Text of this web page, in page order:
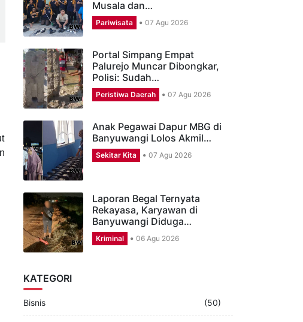
CSR Aston Banyuwangi,
Puluhan Karyawan Perbagus
Pariwisata 07 Agu 2026
Portal Simpang Empat
Palurejo Muncar Dibongkar,
Peristiwa Daerah 07 Agu 2026
Anak Pegawai Dapur MBG di
Laporan Begal Ternyata
Rekayasa, Karyawan di
KATEGORI